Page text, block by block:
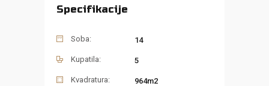
Specifikacije
Soba: 14
Kupatila: 5
Kvadratura: 964m2